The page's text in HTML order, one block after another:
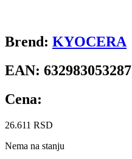
Brend: KYOCERA
EAN: 632983053287
Cena:
26.611 RSD
Nema na stanju